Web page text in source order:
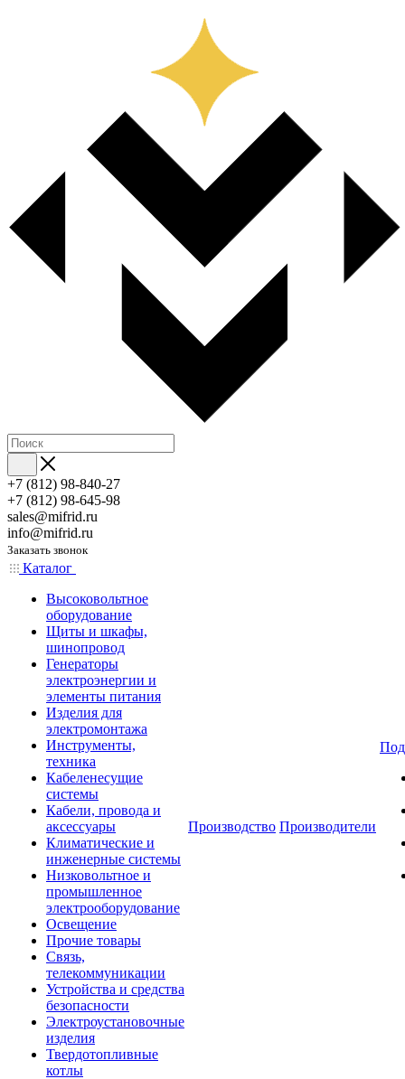
+7 (812) 98-840-27
+7 (812) 98-645-98
sales@mifrid.ru
info@mifrid.ru
Заказать звонок
Каталог
Высоковольтное
оборудование
Щиты и шкафы,
шинопровод
Генераторы
электроэнергии и
элементы питания
Изделия для
электромонтажа
Инструменты,
техника
Кабеленесущие
системы
Кабели, провода и
аксессуары
Климатические и
инженерные системы
Низковольтное и
промышленное
электрооборудование
Освещение
Прочие товары
Связь,
телекоммуникации
Устройства и средства
безопасности
Электроустановочные
изделия
Твердотопливные
котлы
Производство Производители